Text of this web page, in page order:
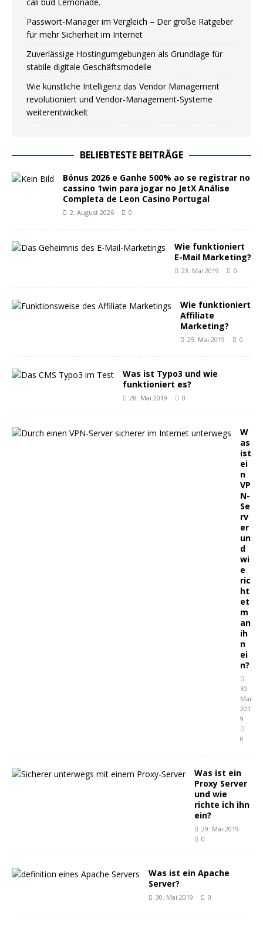
Passwort-Manager im Vergleich – Der große Ratgeber
für mehr Sicherheit im Internet
Zuverlässige Hostingumgebungen als Grundlage für
stabile digitale Geschäftsmodelle
Wie künstliche Intelligenz das Vendor Management
revolutioniert und Vendor-Management-Systeme
weiterentwickelt
BELIEBTESTE BEITRÄGE
Bónus 2026 e Ganhe 500% ao se registrar no
cassino 1win para jogar no JetX Análise
Completa de Leon Casino Portugal
2. August 2026 0
Wie funktioniert
E-Mail Marketing?
23. Mai 2019 0
Wie funktioniert
Affiliate
Marketing?
25. Mai 2019 0
Was ist Typo3 und wie
funktioniert es?
28. Mai 2019 0
W
as
ist
ei
n
VP
N-
Se
rv
er
un
d
wi
e
ric
ht
et
m
an
ih
n
ei
n?
30.
Mai
201
9
0
Was ist ein
Proxy Server
und wie
richte ich ihn
ein?
29. Mai 2019
0
Was ist ein Apache
Server?
30. Mai 2019 0